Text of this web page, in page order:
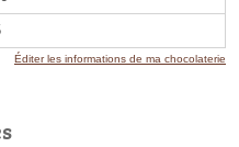
Éditer les informations de ma chocolaterie